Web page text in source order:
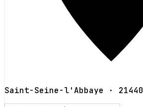
Saint-Seine-l'Abbaye · 21440